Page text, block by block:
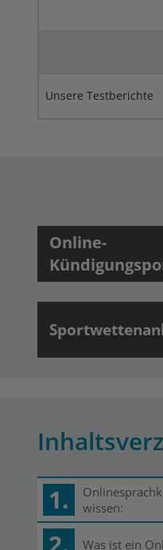
Unsere Testberichte
Online-
1.
wissen:
Was ist ein